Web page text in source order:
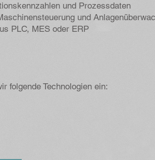
und Prozessdaten
und
PLC, MES oder ERP
folgende Technologien ein: